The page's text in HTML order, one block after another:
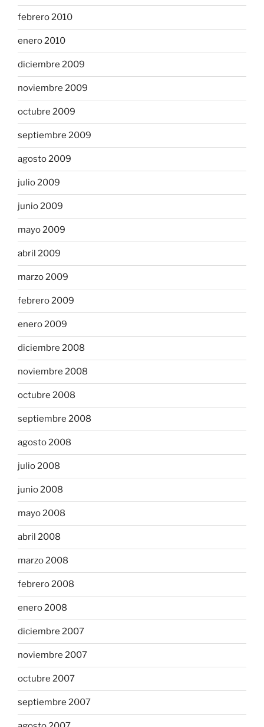
febrero 2010
enero 2010
diciembre 2009
noviembre 2009
octubre 2009
septiembre 2009
agosto 2009
julio 2009
junio 2009
mayo 2009
abril 2009
marzo 2009
febrero 2009
enero 2009
diciembre 2008
noviembre 2008
octubre 2008
septiembre 2008
agosto 2008
julio 2008
junio 2008
mayo 2008
abril 2008
marzo 2008
febrero 2008
enero 2008
diciembre 2007
noviembre 2007
octubre 2007
septiembre 2007